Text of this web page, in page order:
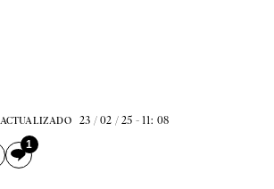
ACTUALIZADO 23 / 02 / 25 - 11: 08
1